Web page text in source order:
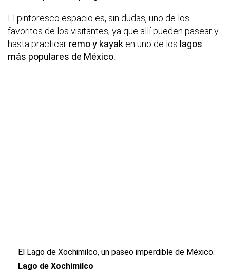
El pintoresco espacio es, sin dudas, uno de los
favoritos de los visitantes, ya que allí pueden pasear y
hasta practicar remo y kayak en uno de los lagos
más populares de México.
El Lago de Xochimilco, un paseo imperdible de México.
Lago de Xochimilco